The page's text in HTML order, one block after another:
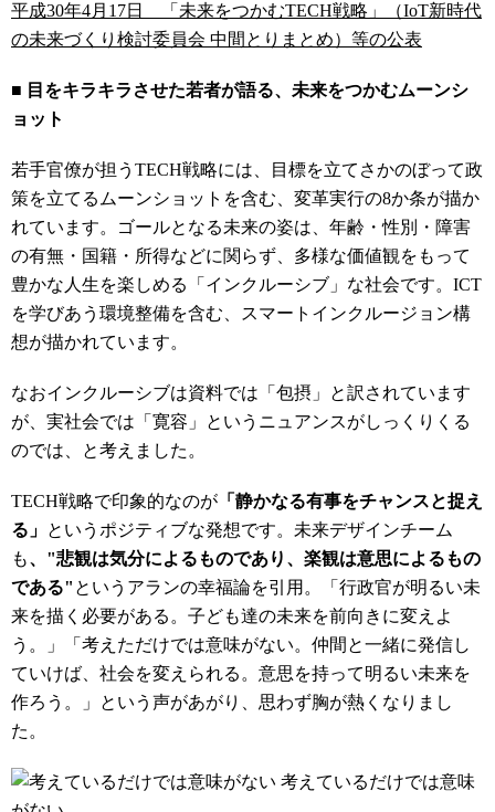
平成30年4月17日 「未来をつかむTECH戦略」（IoT新時代
の未来づくり検討委員会 中間とりまとめ）等の公表
■ 目をキラキラさせた若者が語る、未来をつかむムーンシ
ョット
若手官僚が担うTECH戦略には、目標を立てさかのぼって政
策を立てるムーンショットを含む、変革実行の8か条が描か
れています。ゴールとなる未来の姿は、年齢・性別・障害
の有無・国籍・所得などに関らず、多様な価値観をもって
豊かな人生を楽しめる「インクルーシブ」な社会です。ICT
を学びあう環境整備を含む、スマートインクルージョン構
想が描かれています。
なおインクルーシブは資料では「包摂」と訳されています
が、実社会では「寛容」というニュアンスがしっくりくる
のでは、と考えました。
TECH戦略で印象的なのが 「静かなる有事をチャンスと捉え
る」 というポジティブな発想です。未来デザインチーム
も、"悲観は気分によるものであり、楽観は意思によるもの
である" というアランの幸福論を引用。「行政官が明るい未
来を描く必要がある。子ども達の未来を前向きに変えよ
う。」「考えただけでは意味がない。仲間と一緒に発信し
ていけば、社会を変えられる。意思を持って明るい未来を
作ろう。」という声があがり、思わず胸が熱くなりまし
た。
考えているだけでは意味